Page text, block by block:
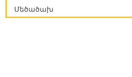
Մեծածախ